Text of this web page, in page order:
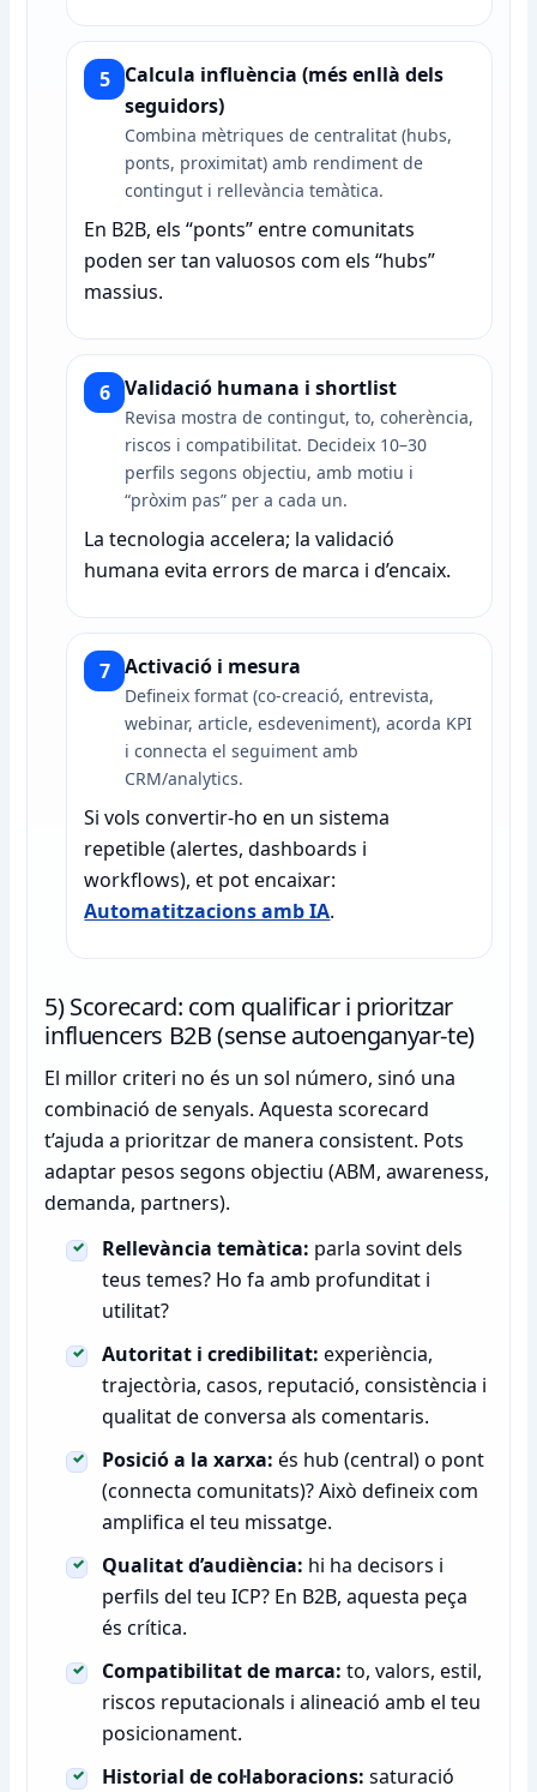
5 Calcula influència (més enllà dels
seguidors)
Combina mètriques de centralitat (hubs,
ponts, proximitat) amb rendiment de
contingut i rellevància temàtica.
En B2B, els “ponts” entre comunitats
poden ser tan valuosos com els “hubs”
massius.
6 Validació humana i shortlist
Revisa mostra de contingut, to, coherència,
riscos i compatibilitat. Decideix 10–30
perfils segons objectiu, amb motiu i
“pròxim pas” per a cada un.
La tecnologia accelera; la validació
humana evita errors de marca i d’encaix.
7 Activació i mesura
Defineix format (co-creació, entrevista,
webinar, article, esdeveniment), acorda KPI
i connecta el seguiment amb
CRM/analytics.
Si vols convertir-ho en un sistema
repetible (alertes, dashboards i
workflows), et pot encaixar:
Automatitzacions amb IA.
5) Scorecard: com qualificar i prioritzar
influencers B2B (sense autoenganyar-te)
El millor criteri no és un sol número, sinó una
combinació de senyals. Aquesta scorecard
t’ajuda a prioritzar de manera consistent. Pots
adaptar pesos segons objectiu (ABM, awareness,
demanda, partners).
Rellevància temàtica: parla sovint dels
teus temes? Ho fa amb profunditat i
utilitat?
Autoritat i credibilitat: experiència,
trajectòria, casos, reputació, consistència i
qualitat de conversa als comentaris.
Posició a la xarxa: és hub (central) o pont
(connecta comunitats)? Això defineix com
amplifica el teu missatge.
Qualitat d’audiència: hi ha decisors i
perfils del teu ICP? En B2B, aquesta peça
és crítica.
Compatibilitat de marca: to, valors, estil,
riscos reputacionals i alineació amb el teu
posicionament.
Historial de col·laboracions: saturació